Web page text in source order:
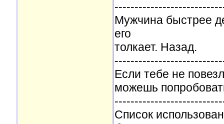
Мужчина быстрее
его
толкает. Назад.
Если тебе не
можешь
Список